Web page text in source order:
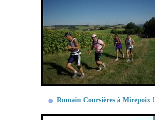
Romain Coursières à Mirepoix !